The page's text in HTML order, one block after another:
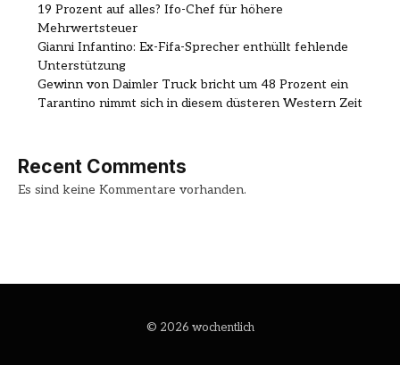
19 Prozent auf alles? Ifo-Chef für höhere
Mehrwertsteuer
Gianni Infantino: Ex-Fifa-Sprecher enthüllt fehlende
Unterstützung
Gewinn von Daimler Truck bricht um 48 Prozent ein
Tarantino nimmt sich in diesem düsteren Western Zeit
Recent Comments
Es sind keine Kommentare vorhanden.
© 2026 wochentlich